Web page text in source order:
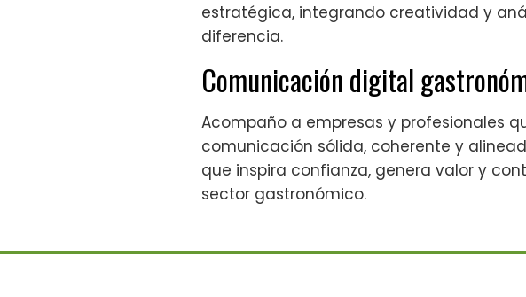
estratégica, integrando creatividad y
diferencia.
Comunicación digital
Acompaño a empresas y profesionales
comunicación sólida, coherente y
que inspira confianza, genera valor y
sector gastronómico.